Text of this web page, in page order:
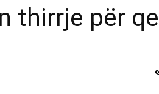
thirrje për